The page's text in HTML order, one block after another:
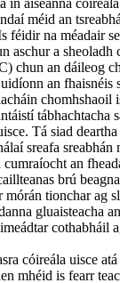
in áiseanna
méid an
féidir na méadair
aschur a
chun an dáileog
an fhaisnéis
chomhshaoil
tábhachtacha
Tá siad
sreafa
cumraíocht an
brú
mórán tionchar ag
gluaisteacha
cothabháil
cóireála uisce
mhéid is fearr